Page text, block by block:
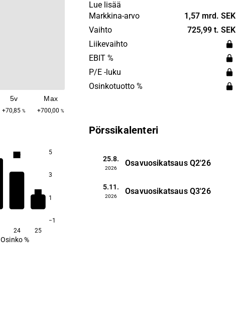
5v
+70,85 %
Max
+700,00 %
development, material supply,
manufacturing, logistics and life cycle
warranty. Customers are found in
several industries. The head office is
Lue lisää
Markkina-arvo
1,57 mrd. SEK
Vaihto
725,99 t. SEK
Liikevaihto
EBIT %
P/E -luku
Osinkotuotto %
5
3
1
−1
2,9
1,2
24 25
Osinko %
Pörssikalenteri
25.8.
2026
Osavuosikatsaus Q2'26
5.11.
2026
Osavuosikatsaus Q3'26